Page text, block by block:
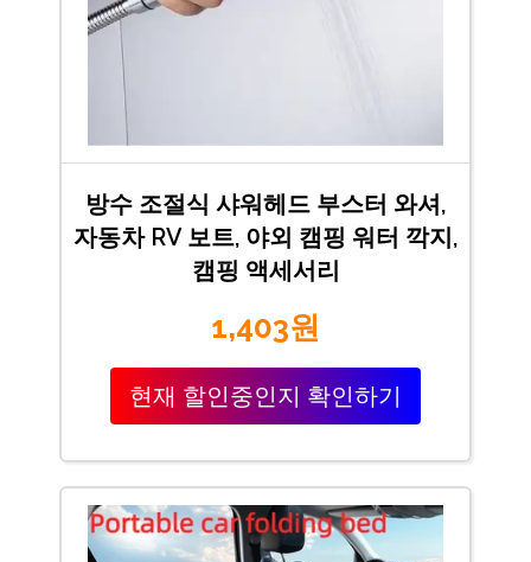
방수 조절식 샤워헤드 부스터 와셔,
자동차 RV 보트, 야외 캠핑 워터 깍지,
캠핑 액세서리
1,403원
현재 할인중인지 확인하기